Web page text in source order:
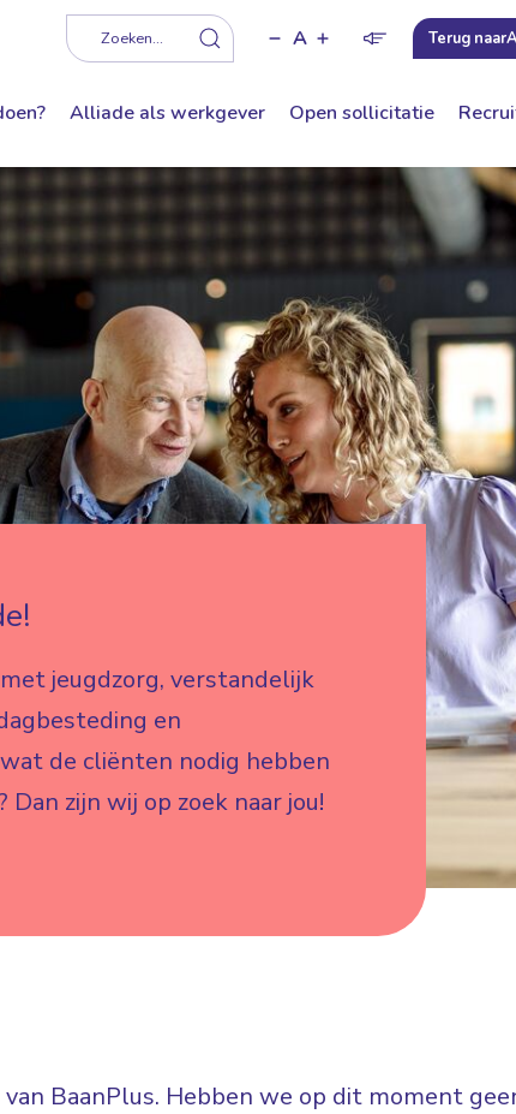
Zoeken... A Terug naar
Alliade als werkgever Open sollicitatie
jeugdzorg, verstandelijk
en
de cliënten nodig hebben
zijn wij op zoek naar jou!
BaanPlus. Hebben we op dit moment